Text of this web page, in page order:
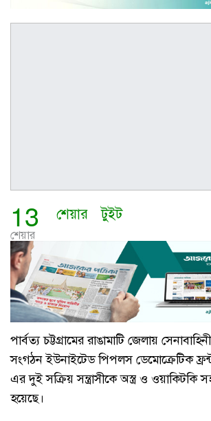
13
শেয়ার
শেয়ার টুইট
পার্বত্য চট্টগ্রামের রাঙামাটি জেলায়
সংগঠন ইউনাইটেড পিপলস ডেমোক্রেটিক
এর দুই সক্রিয় সন্ত্রাসীকে অস্ত্র ও
হয়েছে।